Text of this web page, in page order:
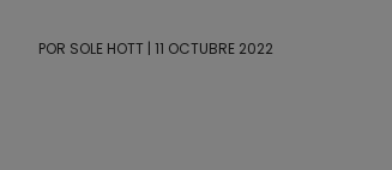
POR SOLE HOTT | 11 OCTUBRE 2022